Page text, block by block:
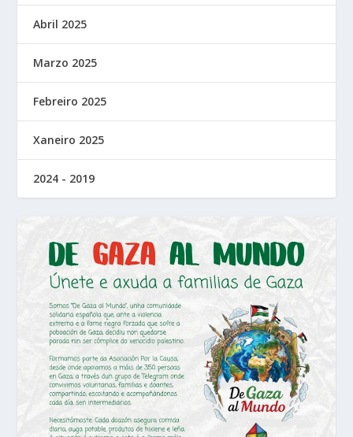
Abril 2025
Marzo 2025
Febreiro 2025
Xaneiro 2025
2024 - 2019